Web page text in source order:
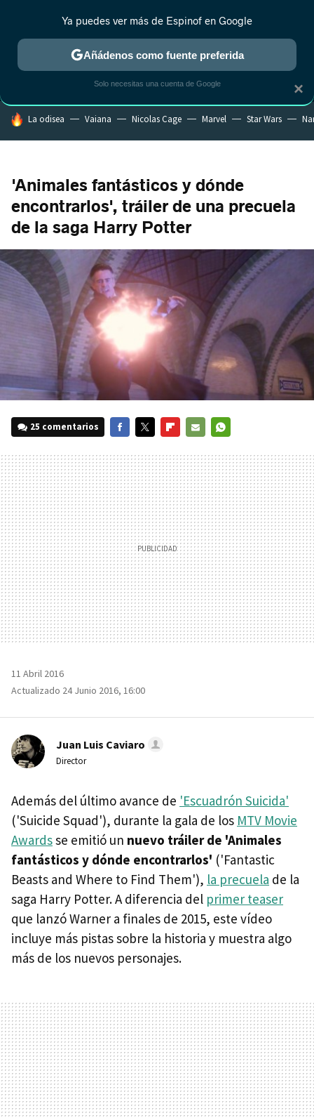
MENÚ NUEVO
ESTRENOS REALITY ANIME RANKINGS CINE
HOY SE HABLA DE
La odisea Vaiana Nicolas Cage Marvel Star Wars
'Animales fantásticos y dónde
encontrarlos', tráiler de una precuela
de la saga Harry Potter
25 comentarios
MAIL
11 Abril 2016
Actualizado 24 Junio 2016, 16:00
Juan Luis Caviaro
Director
Además del último avance de 'Escuadrón Suicida'
('Suicide Squad'), durante la gala de los MTV Movie
Awardsse emitió un nuevo tráiler de 'Animales
fantásticos y dónde encontrarlos' ('Fantastic
Beasts and Where to Find Them'), la precuela de la
saga Harry Potter. A diferencia del primer teaser
que lanzó Warner a finales de 2015, este vídeo
incluye más pistas sobre la historia y muestra algo
más de los nuevos personajes.
×
Ya puedes ver más de Espinof en Google
Añádenos como fuente preferida
Solo necesitas una cuenta de Google